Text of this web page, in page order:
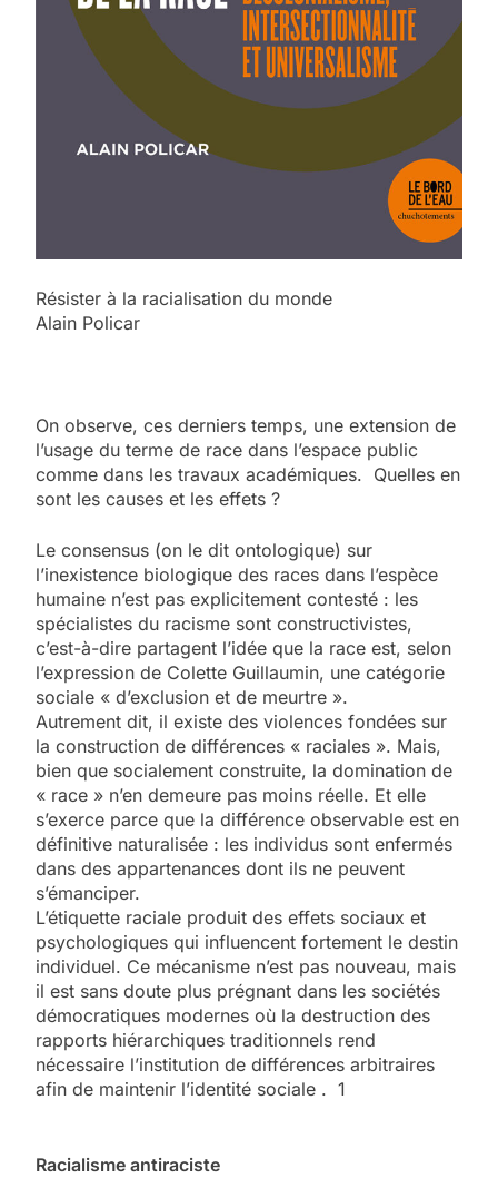
Résister à la racialisation du monde
Alain Policar
On observe, ces derniers temps, une extension de
l’usage du terme de race dans l’espace public
comme dans les travaux académiques. Quelles en
sont les causes et les effets ?
Le consensus (on le dit ontologique) sur
l’inexistence biologique des races dans l’espèce
humaine n’est pas explicitement contesté : les
spécialistes du racisme sont constructivistes,
c’est-à-dire partagent l’idée que la race est, selon
l’expression de Colette Guillaumin, une catégorie
sociale « d’exclusion et de meurtre ».
Autrement dit, il existe des violences fondées sur
la construction de différences « raciales ». Mais,
bien que socialement construite, la domination de
« race » n’en demeure pas moins réelle. Et elle
s’exerce parce que la différence observable est en
définitive naturalisée : les individus sont enfermés
dans des appartenances dont ils ne peuvent
s’émanciper.
L’étiquette raciale produit des effets sociaux et
psychologiques qui influencent fortement le destin
individuel. Ce mécanisme n’est pas nouveau, mais
il est sans doute plus prégnant dans les sociétés
démocratiques modernes où la destruction des
rapports hiérarchiques traditionnels rend
nécessaire l’institution de différences arbitraires
afin de maintenir l’identité sociale . 1
Racialisme antiraciste